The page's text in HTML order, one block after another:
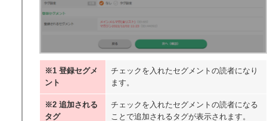
※1 登録セグメ
ント
チェックを入れたセグメントの読者になり
ます。
※2 追加される
タグ
チェックを入れたセグメントの読者になる
ことで追加されるタグが表示されます。